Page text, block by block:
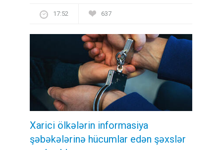
17:52 637
Xarici ölkələrin informasiya
şəbəkələrinə hücumlar edən şəxslər